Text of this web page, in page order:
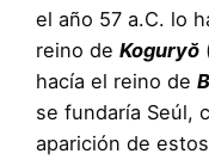
el año 57 a.C. lo
reino de Koguryŏ
hacía el reino de
se fundaría Seúl,
aparición de